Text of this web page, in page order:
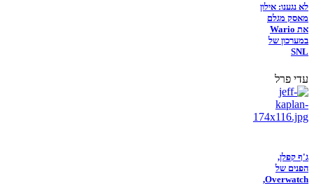
לא נגענו: אילון
מאסק מגלם
את Wario
במערכון של
SNL
עדי פרל
ג'ף קפלן,
הפנים של
Overwatch,